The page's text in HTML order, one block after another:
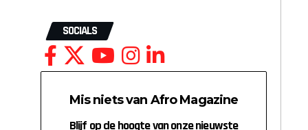
SOCIALS
Mis niets van Afro Magazine
Blijf op de hoogte van onze nieuwste